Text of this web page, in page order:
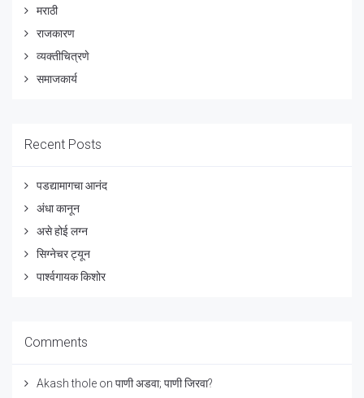
मराठी
राजकारण
व्यक्तीचित्रणे
समाजकार्य
Recent Posts
पडद्यामागचा आनंद
अंधा कानून
असे होई लग्न
सिग्नेचर ट्यून
पार्श्वगायक किशोर
Comments
Akash thole on पाणी अडवा; पाणी जिरवा?